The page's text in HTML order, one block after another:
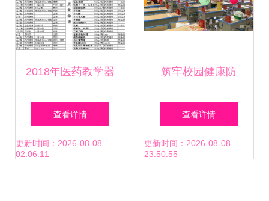
2018年医药教学器
材市场行情、报价
解析与批发采购指
查看详情
更新时间：2026-08-08
02:06:11
筑牢校园健康防
线，海口中小学多
措并举迎开学
查看详情
更新时间：2026-08-08
23:50:55